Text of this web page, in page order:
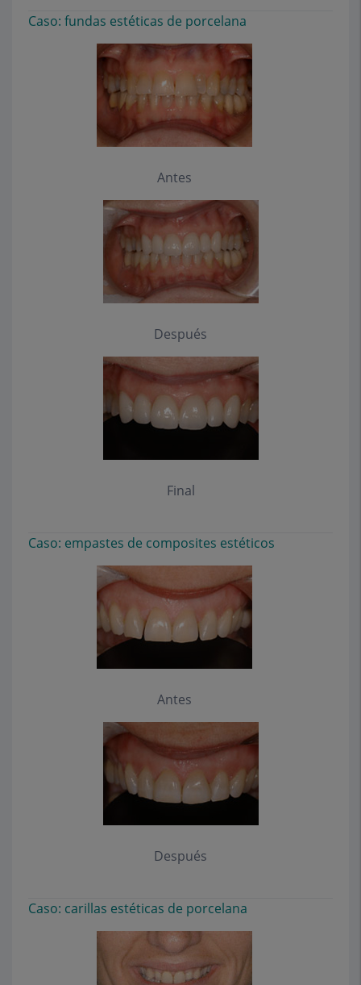
Caso: fundas estéticas de porcelana
Antes
Después
Final
Caso: empastes de composites estéticos
Antes
Después
Caso: carillas estéticas de porcelana